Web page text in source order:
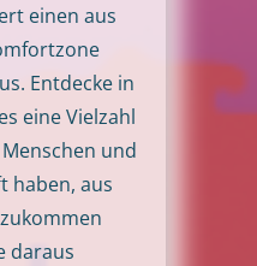
einen aus
Entdecke in
eine Vielzahl
und
haben, aus
daraus